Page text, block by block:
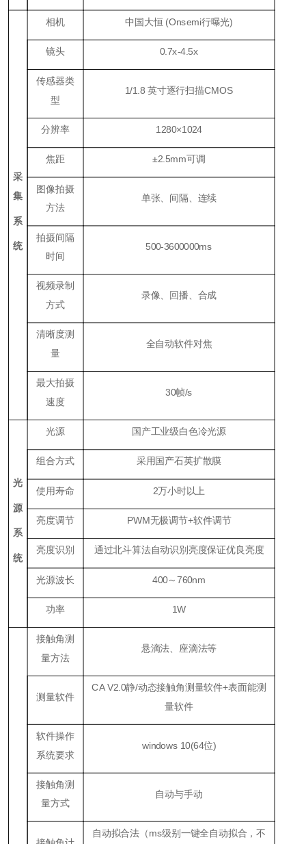
采
集
系
统
相机 中国大恒 (Onsemi行曝光)
镜头 0.7x-4.5x
传感器类
型
1/1.8 英寸逐行扫描CMOS
分辨率 1280×1024
焦距 ±2.5mm可调
图像拍摄
方法
单张、间隔、连续
拍摄间隔
时间
500-3600000ms
视频录制
方式
录像、回播、合成
清晰度测
量
全自动软件对焦
最大拍摄
速度
30帧/s
光
源
系
统
光源 国产工业级白色冷光源
组合方式 采用国产石英扩散膜
使用寿命 2万小时以上
亮度调节 PWM无极调节+软件调节
亮度识别 通过北斗算法自动识别亮度保证优良亮度
光源波长 400～760nm
功率 1W
接触角测
量方法
悬滴法、座滴法等
测量软件
CA V2.0静/动态接触角测量软件+表面能测
量软件
软件操作
系统要求
windows 10(64位)
接触角测
量方式
自动与手动
自动拟合法（ms级别一键全自动拟合，不